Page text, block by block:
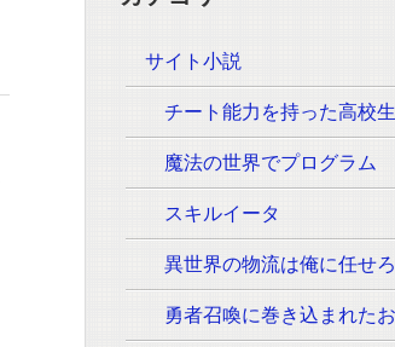
サイト小説
魔法の世界でプログラム
スキルイータ
異世界の物流は俺に任せろ